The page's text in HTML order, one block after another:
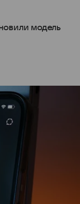
модель